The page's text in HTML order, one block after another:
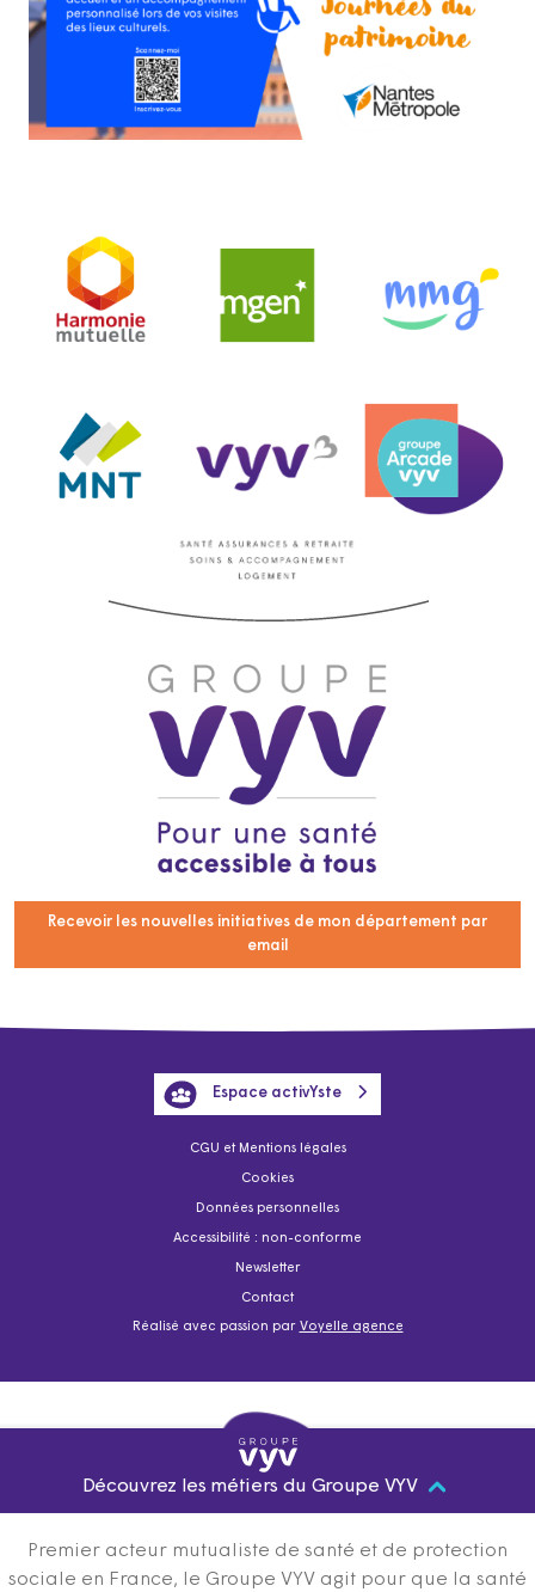
Recevoir les nouvelles initiatives de mon département par
email
CGU et Mentions légales
Cookies
Données personnelles
Accessibilité : non-conforme
Newsletter
Contact
Réalisé avec passion par Voyelle agence
Espace activYste
Découvrez les métiers du Groupe VYV
Premier acteur mutualiste de santé et de protection
sociale en France, le Groupe VYV agit pour que la santé